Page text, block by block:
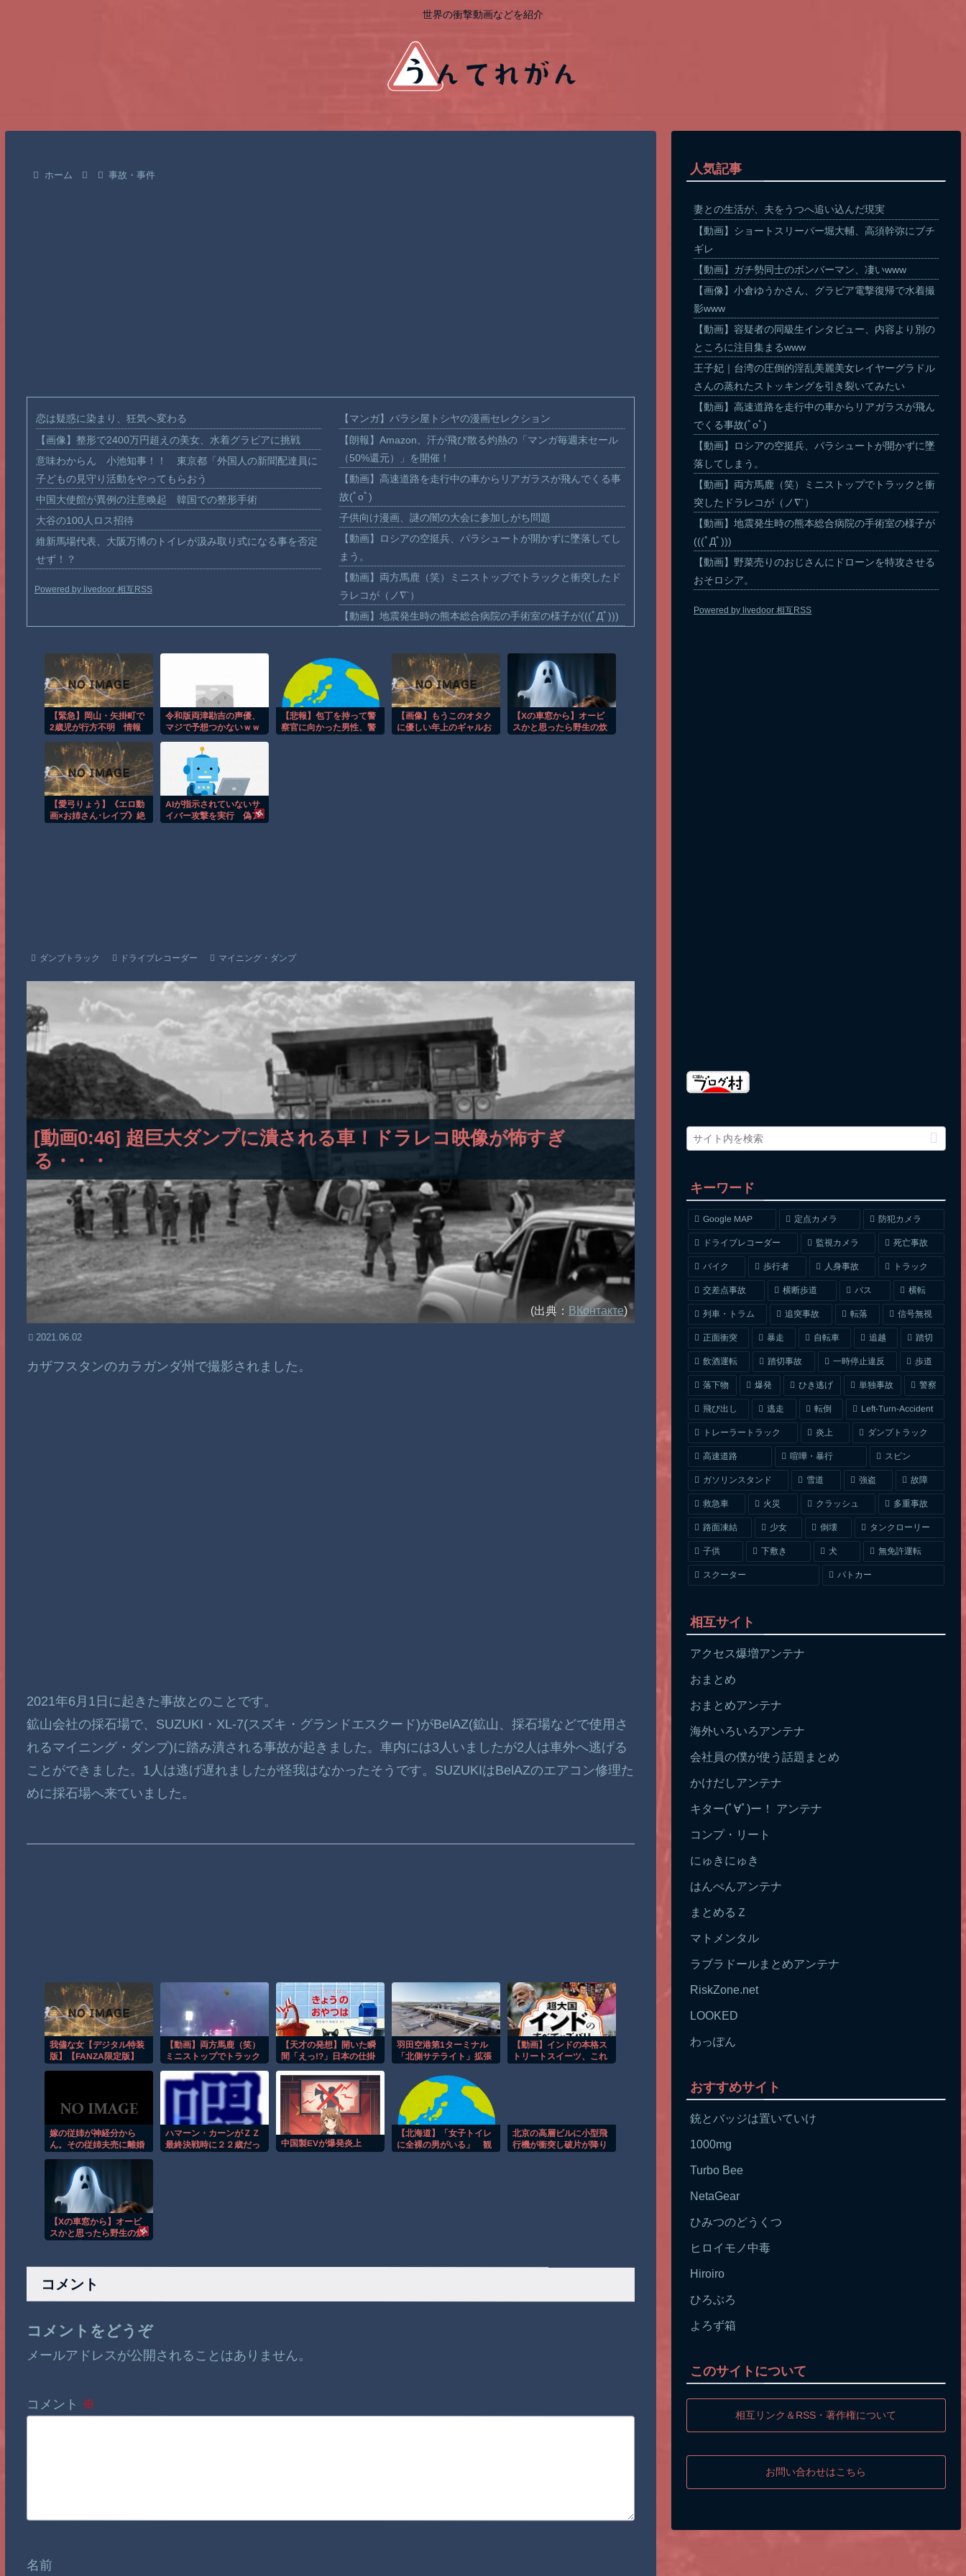
世界の衝撃動画などを紹介
ホーム 事故・事件
恋は疑惑に染まり、狂気へ変わる
【画像】整形で2400万円超えの美女、水着グラビアに挑戦
意味わからん 小池知事！！ 東京都「外国人の新聞配達員に
子どもの見守り活動をやってもらおう
中国大使館が異例の注意喚起 韓国での整形手術
大谷の100人ロス招待
維新馬場代表、大阪万博のトイレが汲み取り式になる事を否定
せず！？
Powered by livedoor 相互RSS
【マンガ】バラシ屋トシヤの漫画セレクション
【朗報】Amazon、汗が飛び散る灼熱の「マンガ毎週末セール
（50%還元）」を開催！
【動画】高速道路を走行中の車からリアガラスが飛んでくる事
故(ﾟoﾟ)
子供向け漫画、謎の闇の大会に参加しがち問題
【動画】ロシアの空挺兵、パラシュートが開かずに墜落してし
まう。
【動画】両方馬鹿（笑）ミニストップでトラックと衝突したド
ラレコが（ノ∇`）
【動画】地震発生時の熊本総合病院の手術室の様子が(((ﾟДﾟ)))
【朗報】大人気漫画「GANTZ」がAmazonでなんと全巻100円
ｗｗｗｗｗｗ
まだ墓石があるだけマシと見るべきか。今はもう合葬墓ばかり
【動画】新型のさすまた、限界突破ｗｗｗｗｗｗ
【緊急】岡山・矢掛町で
2歳児が行方不明 情報
令和版両津勘吉の声優、
マジで予想つかないｗｗ
【悲報】包丁を持って警
察官に向かった男性、警
【画像】もうこのオタク
に優しい年上のギャルお
【Xの車窓から】オービ
スかと思ったら野生の炊
【愛弓りょう】《エロ動
画×お姉さん･レイプ》絶
AIが指示されていないサ
イバー攻撃を実行 偽ア
ダンプトラック ドライブレコーダー マイニング・ダンプ
[動画0:46] 超巨大ダンプに潰される車！ドラレコ映像が怖すぎ
る・・・
(出典： ВКонтакте)
2021.06.02
カザフスタンのカラガンダ州で撮影されました。
2021年6月1日に起きた事故とのことです。
鉱山会社の採石場で、SUZUKI・XL-7(スズキ・グランドエスクード)がBelAZ(鉱山、採石場などで使用さ
れるマイニング・ダンプ)に踏み潰される事故が起きました。車内には3人いましたが2人は車外へ逃げる
ことができました。1人は逃げ遅れましたが怪我はなかったそうです。SUZUKIはBelAZのエアコン修理た
めに採石場へ来ていました。
我儘な女【デジタル特装
版】【FANZA限定版】
【動画】両方馬鹿（笑）
ミニストップでトラック
（ノ∇`）
【天才の発想】開いた瞬
間「えっ!?」日本の仕掛
羽田空港第1ターミナル
「北側サテライト」拡張
かせる模様！
【動画】インドの本格ス
トリートスイーツ、これ
嫁の従姉が神経分から
ん。その従姉夫売に離婚
仲がどうのではなく、父
親が娘を激しく監視し束
縛するため、父子の関係
が修復不能になっ
ハマーン・カーンがＺＺ
最終決戦時に２２歳だっ
中国製EVが爆発炎上
【北海道】「女子トイレ
に全裸の男がいる」 観
北京の高層ビルに小型飛
行機が衝突し破片が降り
【Xの車窓から】オービ
スかと思ったら野生の炊
コメント
コメントをどうぞ
メールアドレスが公開されることはありません。
コメント ※
名前
人気記事
妻との生活が、夫をうつへ追い込んだ現実
【動画】ショートスリーパー堀大輔、高須幹弥にブチ
ギレ
【動画】ガチ勢同士のボンバーマン、凄いwww
【画像】小倉ゆうかさん、グラビア電撃復帰で水着撮
影www
【動画】容疑者の同級生インタビュー、内容より別の
ところに注目集まるwww
王子妃｜台湾の圧倒的淫乱美麗美女レイヤーグラドル
さんの蒸れたストッキングを引き裂いてみたい
【動画】高速道路を走行中の車からリアガラスが飛ん
でくる事故(ﾟoﾟ)
【動画】ロシアの空挺兵、パラシュートが開かずに墜
落してしまう。
【動画】両方馬鹿（笑）ミニストップでトラックと衝
突したドラレコが（ノ∇`）
【動画】地震発生時の熊本総合病院の手術室の様子が
(((ﾟДﾟ)))
【動画】野菜売りのおじさんにドローンを特攻させる
おそロシア。
Powered by livedoor 相互RSS
キーワード
Google MAP 定点カメラ 防犯カメラ
ドライブレコーダー 監視カメラ 死亡事故
バイク 歩行者 人身事故 トラック
交差点事故 横断歩道 バス 横転
列車・トラム 追突事故 転落 信号無視
正面衝突 暴走 自転車 追越 踏切
飲酒運転 踏切事故 一時停止違反 歩道
落下物 爆発 ひき逃げ 単独事故 警察
飛び出し 逃走 転倒 Left-Turn-Accident
トレーラートラック 炎上 ダンプトラック
高速道路 喧嘩・暴行 スピン
ガソリンスタンド 雪道 強盗 故障
救急車 火災 クラッシュ 多重事故
路面凍結 少女 倒壊 タンクローリー
子供 下敷き 犬 無免許運転
スクーター パトカー
相互サイト
アクセス爆増アンテナ
おまとめ
おまとめアンテナ
海外いろいろアンテナ
会社員の僕が使う話題まとめ
かけだしアンテナ
キター(ﾟ∀ﾟ)ー！ アンテナ
コンプ・リート
にゅきにゅき
はんぺんアンテナ
まとめるＺ
マトメンタル
ラブラドールまとめアンテナ
RiskZone.net
LOOKED
わっぽん
おすすめサイト
銃とバッジは置いていけ
1000mg
Turbo Bee
NetaGear
ひみつのどうくつ
ヒロイモノ中毒
Hiroiro
ひろぶろ
よろず箱
このサイトについて
相互リンク＆RSS・著作権について
お問い合わせはこちら